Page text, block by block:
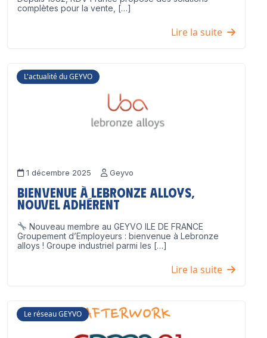
complètes pour la vente, […]
Lire la suite
L'actualité du GEYVO
1 décembre 2025 Geyvo
Bienvenue à Lebronze Alloys,
nouvel adhérent
Nouveau membre au GEYVO ILE DE FRANCE
Groupement d’Employeurs : bienvenue à Lebronze
alloys ! Groupe industriel parmi les […]
Lire la suite
Le réseau GEYVO